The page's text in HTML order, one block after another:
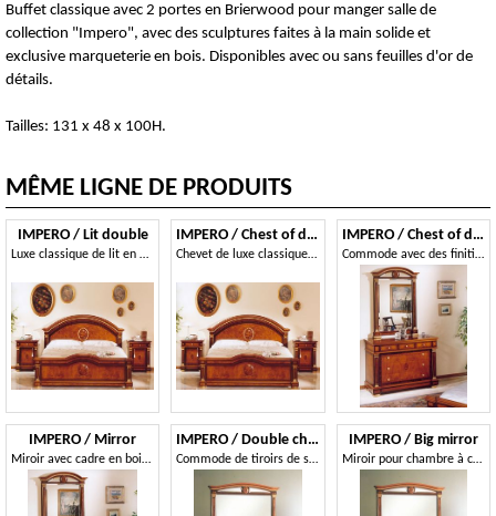
Buffet classique avec 2 portes en Brierwood pour manger salle de
collection "Impero", avec des sculptures faites à la main solide et
exclusive marqueterie en bois. Disponibles avec ou sans feuilles d'or de
détails.
Tailles: 131 x 48 x 100H.
MÊME LIGNE DE PRODUITS
IMPERO / Lit double
Luxe classique de lit en bois, pour les châteaux
IMPERO / Chest of drawers
Chevet de luxe classique, avec des sculptures, des Chambres
IMPERO / Chest of drawers
Commode avec des finitions de luxe, style classique
IMPERO / Mirror
Miroir avec cadre en bois sculpté, style classique
IMPERO / Double chest with 6 drawers
Commode de tiroirs de style classique, en loupe de frêne
IMPERO / Big mirror
Miroir pour chambre à coucher, avec cadre en bois